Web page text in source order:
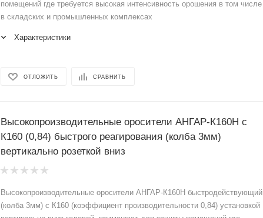
помещений где требуется высокая интенсивность орошения в том числе
в складских и промышленных комплексах
Характеристики
ОТЛОЖИТЬ СРАВНИТЬ
Высокопроизводительные оросители АНГАР-К160Н с
К160 (0,84) быстрого реагирования (колба 3мм)
вертикально розеткой вниз
Высокопроизводительные оросители АНГАР-К160Н быстродействующий
(колба 3мм) с К160 (коэффициент производительности 0,84) установкой